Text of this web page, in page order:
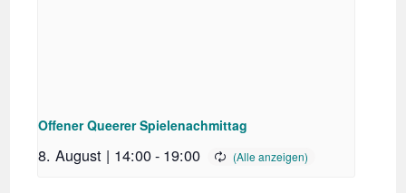
Offener Queerer Spielenachmittag
8. August | 14:00- 19:00